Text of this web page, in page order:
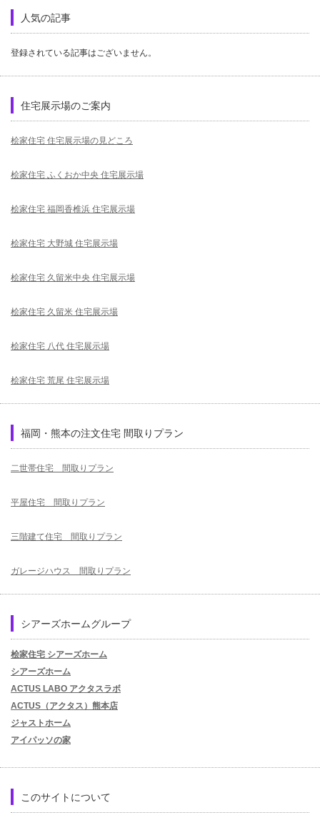
人気の記事
登録されている記事はございません。
住宅展示場のご案内
桧家住宅 住宅展示場の見どころ
桧家住宅 ふくおか中央 住宅展示場
桧家住宅 福岡香椎浜 住宅展示場
桧家住宅 大野城 住宅展示場
桧家住宅 久留米中央 住宅展示場
桧家住宅 久留米 住宅展示場
桧家住宅 八代 住宅展示場
桧家住宅 荒尾 住宅展示場
福岡・熊本の注文住宅 間取りプラン
二世帯住宅 間取りプラン
平屋住宅 間取りプラン
三階建て住宅 間取りプラン
ガレージハウス 間取りプラン
シアーズホームグループ
桧家住宅 シアーズホーム
シアーズホーム
ACTUS LABO アクタスラボ
ACTUS（アクタス）熊本店
ジャストホーム
アイパッソの家
このサイトについて